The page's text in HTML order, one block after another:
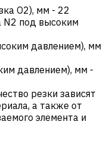
О2), мм - 22
под высоким
давлением), мм
давлением), мм -
резки зависят
а также от
элемента и